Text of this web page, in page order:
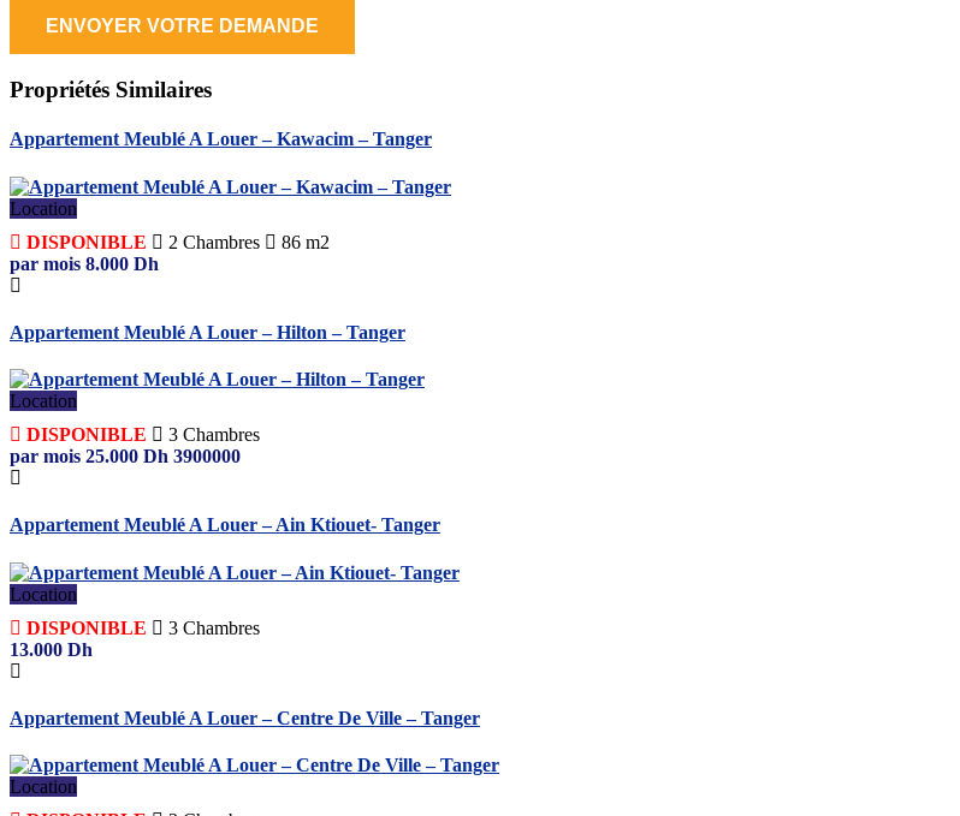
Propriétés Similaires
Appartement Meublé A Louer – Kawacim – Tanger
Location
DISPONIBLE
2 Chambres
86 m2
par mois 8.000 Dh
Appartement Meublé A Louer – Hilton – Tanger
Location
DISPONIBLE
3 Chambres
par mois 25.000 Dh 3900000
Appartement Meublé A Louer – Ain Ktiouet- Tanger
Location
DISPONIBLE
3 Chambres
13.000 Dh
Appartement Meublé A Louer – Centre De Ville – Tanger
Location